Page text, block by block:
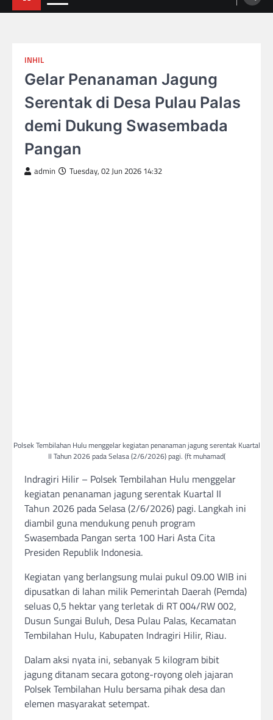
INHIL
Gelar Penanaman Jagung
Serentak di Desa Pulau Palas
demi Dukung Swasembada
Pangan
admin Tuesday, 02 Jun 2026 14:32
Polsek Tembilahan Hulu menggelar kegiatan penanaman jagung serentak Kuartal
II Tahun 2026 pada Selasa (2/6/2026) pagi. (ft muhamad(
Indragiri Hilir – Polsek Tembilahan Hulu menggelar
kegiatan penanaman jagung serentak Kuartal II
Tahun 2026 pada Selasa (2/6/2026) pagi. Langkah ini
diambil guna mendukung penuh program
Swasembada Pangan serta 100 Hari Asta Cita
Presiden Republik Indonesia.
​Kegiatan yang berlangsung mulai pukul 09.00 WIB ini
dipusatkan di lahan milik Pemerintah Daerah (Pemda)
seluas 0,5 hektar yang terletak di RT 004/RW 002,
Dusun Sungai Buluh, Desa Pulau Palas, Kecamatan
Tembilahan Hulu, Kabupaten Indragiri Hilir, Riau.
​Dalam aksi nyata ini, sebanyak 5 kilogram bibit
jagung ditanam secara gotong-royong oleh jajaran
Polsek Tembilahan Hulu bersama pihak desa dan
elemen masyarakat setempat.